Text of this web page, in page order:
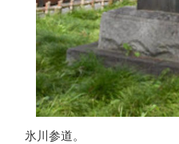
氷川参道。